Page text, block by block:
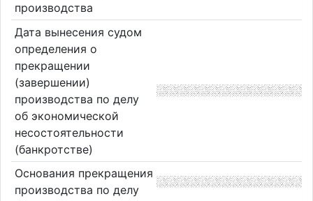
производства
Дата вынесения судом
определения о
прекращении
(завершении)
производства по делу
об экономической
несостоятельности
(банкротстве)
Основания прекращения
производства по делу